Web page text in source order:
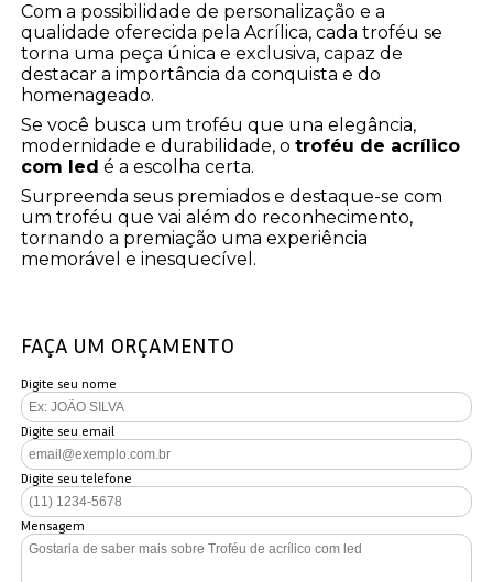
Com a possibilidade de personalização e a
qualidade oferecida pela Acrílica, cada troféu se
torna uma peça única e exclusiva, capaz de
destacar a importância da conquista e do
homenageado.
Se você busca um troféu que una elegância,
modernidade e durabilidade, otroféu de acrílico
com led é a escolha certa.
Surpreenda seus premiados e destaque-se com
um troféu que vai além do reconhecimento,
tornando a premiação uma experiência
memorável e inesquecível.
FAÇA UM ORÇAMENTO
Digite seu nome
Digite seu email
Digite seu telefone
Mensagem